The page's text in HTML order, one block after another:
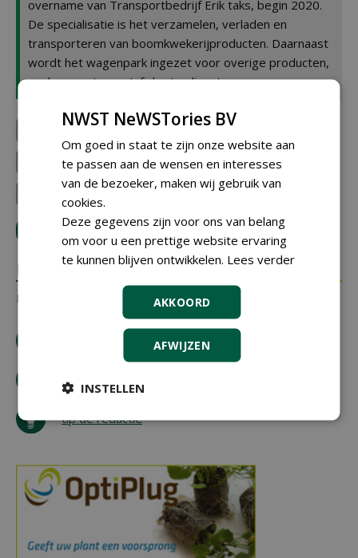
overname van Transportbedrijf Erik taks, begin 2020.
De specialisatie is het verzamelen, verladen en
transporteren van boomkwekerijproducten. Daarnaast
wordt het wagenpark ingezet voor overige producten,
zoals groenten en/of charterdiensten.
CLTV Zundert Compas Agro
Plantenkwekerij Kees Burg... Homburg Holland
Plantenkwekerij Joost Ste...
LOGIN met je e-mailadres om te reageren.
REACTIES
Er zijn nog geen reacties.
bestel tijdschrift
tip de redactie
NWST NeWSTories BV
Om goed in staat te zijn onze website aan
te passen aan de wensen en interesses
van de bezoeker, maken wij gebruik van
cookies.
Deze gegevens zijn voor ons van belang
om voor u een prettige website ervaring
te kunnen blijven ontwikkelen. Lees verder
AKKOORD
AFWIJZEN
INSTELLEN